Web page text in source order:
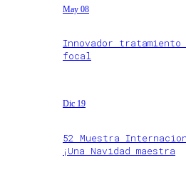
May 08
Innovador
focal
Dic 19
52 Muestra
¡Una Navidad maestra